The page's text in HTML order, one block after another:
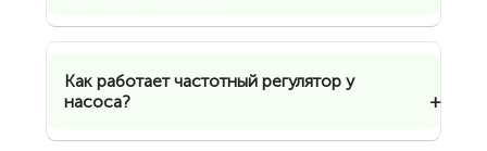
Как работает частотный регулятор у
насоса?